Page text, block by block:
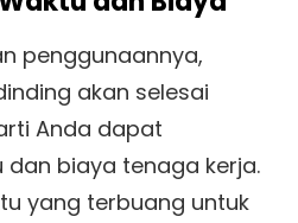
penggunaannya,
akan selesai
Anda dapat
biaya tenaga kerja.
yang terbuang untuk